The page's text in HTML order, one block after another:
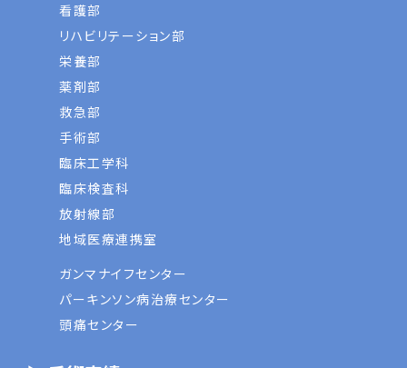
看護部
リハビリテーション部
栄養部
薬剤部
救急部
手術部
臨床工学科
臨床検査科
放射線部
地域医療連携室
ガンマナイフセンター
パーキンソン病治療センター
頭痛センター